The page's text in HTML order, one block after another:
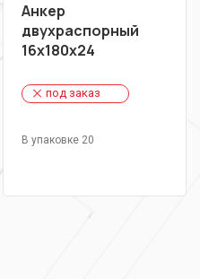
Анкер
двухраспорный
16х180х24
под заказ
В упаковке 20